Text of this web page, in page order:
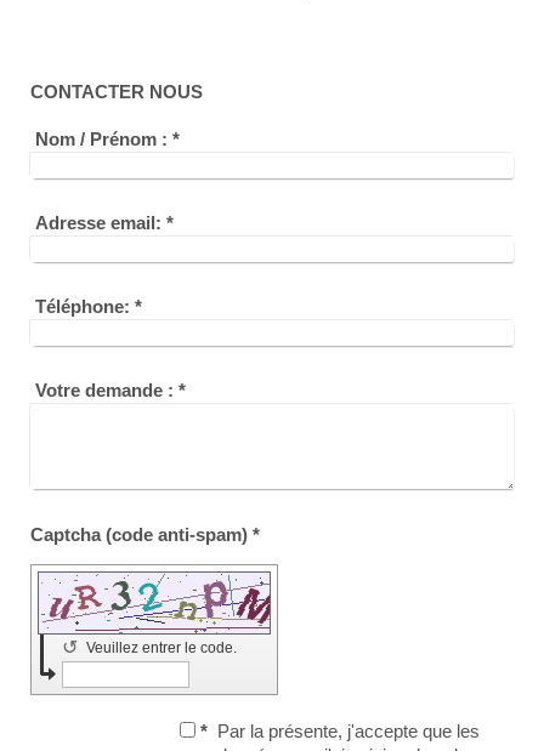
CONTACTER NOUS
Nom / Prénom : *
Adresse email: *
Téléphone: *
Votre demande : *
Captcha (code anti-spam) *
Veuillez entrer le code.
↺
* Par la présente, j'accepte que les